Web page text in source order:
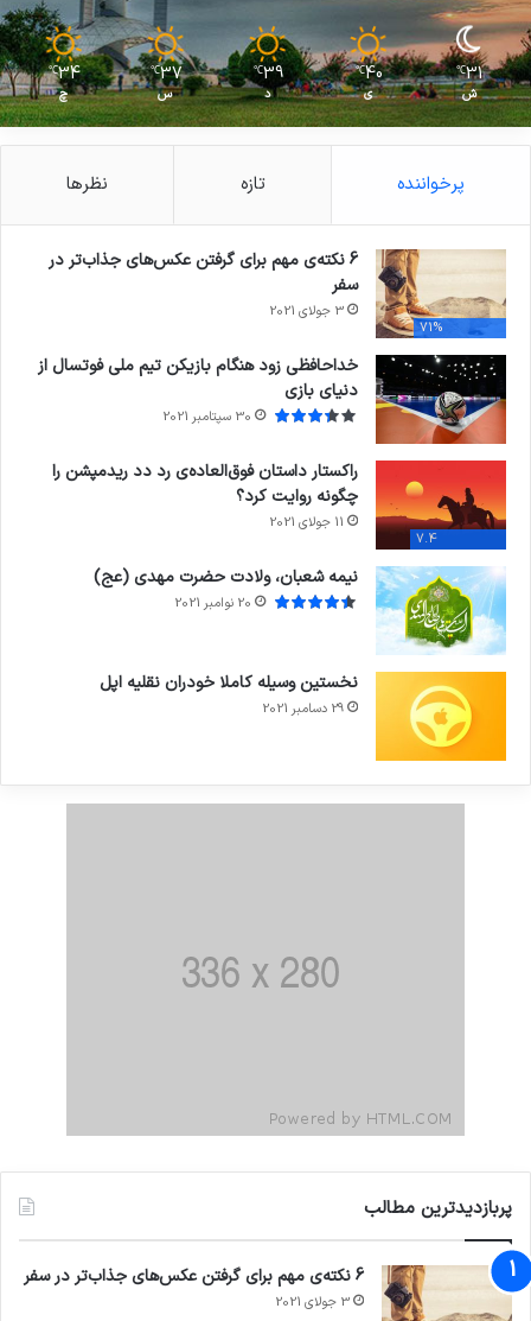
31
℃
ش
40
℃
ی
39
℃
د
37
℃
س
34
℃
چ
پرخواننده تازه نظرها
71%
6 نکته‌ی مهم برای گرفتن عکس‌های جذاب‌تر در
سفر
3 جولای 2021
خداحافظی زود هنگام بازیکن تیم ملی فوتسال از
دنیای بازی
30 سپتامبر 2021
7.4
راکستار داستان فوق‌العاده‌ی رد دد ریدمپشن را
چگونه روایت کرد؟
11 جولای 2021
نیمه شعبان، ولادت حضرت مهدی (عج)
20 نوامبر 2021
نخستین وسیله کاملا خودران نقلیه اپل
29 دسامبر 2021
پربازدیدترین مطالب
6 نکته‌ی مهم برای گرفتن عکس‌های جذاب‌تر در سفر
3 جولای 2021